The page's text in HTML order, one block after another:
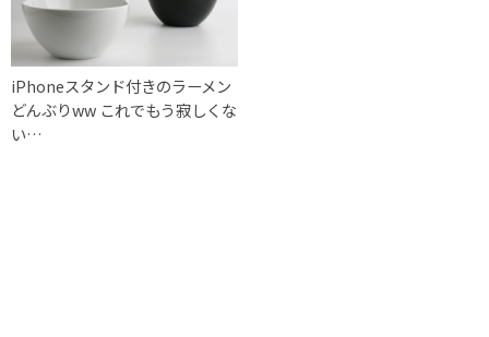
iPhoneスタンド付きのラーメン
どんぶりww これでもう寂しくな
い…